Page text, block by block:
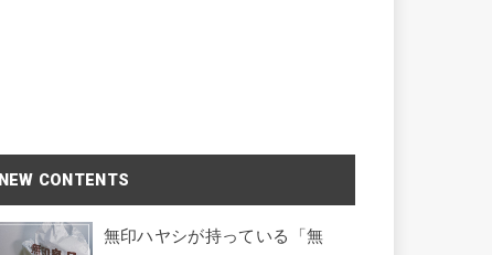
NEW CONTENTS
無印ハヤシが持っている「無